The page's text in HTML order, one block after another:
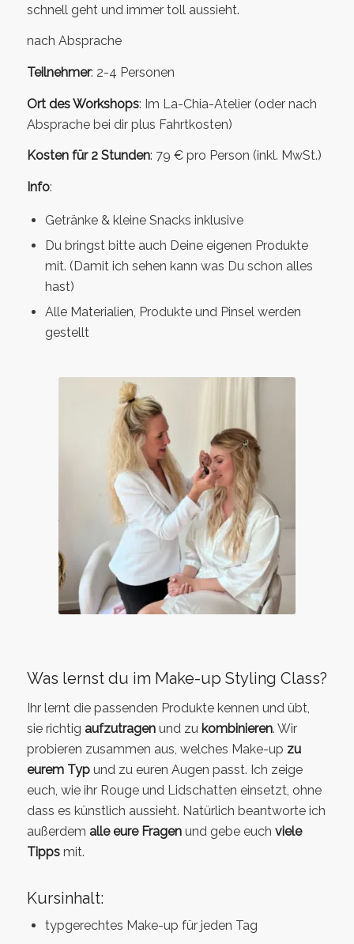
schnell geht und immer toll aussieht.
nach Absprache
Teilnehmer: 2-4 Personen
Ort des Workshops: Im La-Chia-Atelier (oder nach
Absprache bei dir plus Fahrtkosten)
Kosten für 2 Stunden: 79 € pro Person (inkl. MwSt.)
Info:
Getränke & kleine Snacks inklusive
Du bringst bitte auch Deine eigenen Produkte
mit. (Damit ich sehen kann was Du schon alles
hast)
Alle Materialien, Produkte und Pinsel werden
gestellt
Was lernst du im Make-up Styling Class?
Ihr lernt die passenden Produkte kennen und übt,
sie richtig aufzutragenund zu kombinieren. Wir
probieren zusammen aus, welches Make-up zu
eurem Typund zu euren Augen passt. Ich zeige
euch, wie ihr Rouge und Lidschatten einsetzt, ohne
dass es künstlich aussieht. Natürlich beantworte ich
außerdem alle eure Fragenund gebe euch viele
Tippsmit.
Kursinhalt:
typgerechtes Make-up für jeden Tag